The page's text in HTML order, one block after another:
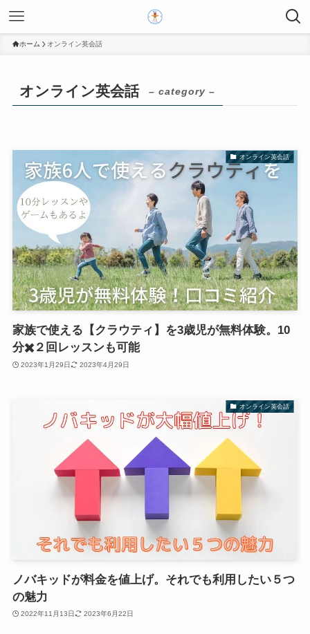
ホーム オンライン英会話
オンライン英会話 – category –
オンライン英会話
家族で使える【クラウティ】を3歳児が無料体験。10
分✖️２回レッスンも可能
2023年1月29日 2023年4月29日
オンライン英会話
ノバキッドが料金を値上げ。それでも利用したい５つ
の魅力
2022年11月13日 2023年6月22日